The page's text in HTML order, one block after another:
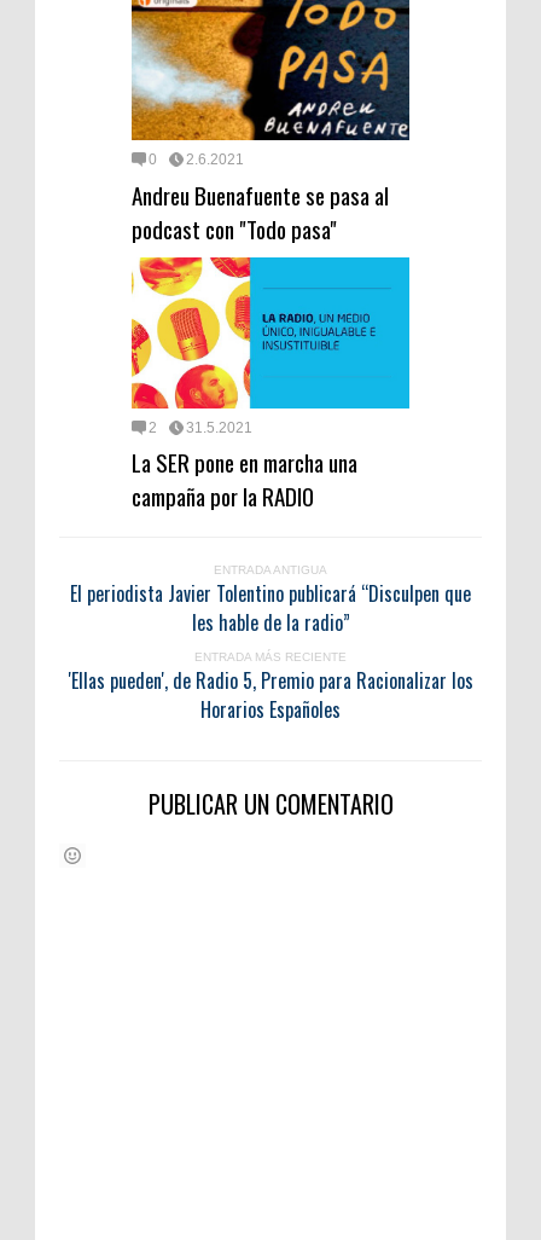
0 2.6.2021
Andreu Buenafuente se pasa al
podcast con "Todo pasa"
2 31.5.2021
La SER pone en marcha una
campaña por la RADIO
ENTRADA ANTIGUA
El periodista Javier Tolentino publicará “Disculpen que
les hable de la radio”
ENTRADA MÁS RECIENTE
'Ellas pueden', de Radio 5, Premio para Racionalizar los
Horarios Españoles
PUBLICAR UN COMENTARIO